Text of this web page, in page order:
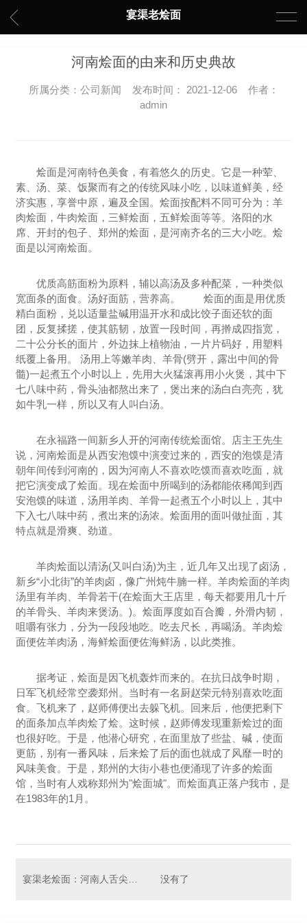
宴渠老烩面
河南烩面的由来和历史典故
所属分类：公司新闻 发布时间： 2021-12-06 作者：
admin
烩面是河南特色美食，有着悠久的历史。它是一种荤、
素、汤、菜、饭聚而有之的传统风味小吃，以味道鲜美，经
济实惠，享誉中原，遍及全国。烩面按配料不同可分为：羊
肉烩面，牛肉烩面，三鲜烩面，五鲜烩面等等。洛阳的水
席、开封的包子、郑州的烩面，是河南齐名的三大小吃。烩
面是以河南烩面。
优质高筋面粉为原料，辅以高汤及多种配菜，一种类似
宽面条的面食。汤好面筋，营养高。 烩面的面是用优质
精白面粉，兑以适量盐碱用温开水和成比饺子面还软的面
团，反复揉搓，使其筋韧，放置一段时间，再擀成四指宽，
二十公分长的面片，外边抹上植物油，一片片码好，用塑料
纸覆上备用。 汤用上等嫩羊肉、羊骨(劈开，露出中间的骨
髓)一起煮五个小时以上，先用大火猛滚再用小火煲，其中下
七八味中药，骨头油都熬出来了，煲出来的汤白白亮亮，犹
如牛乳一样，所以又有人叫白汤。
在永福路一间新乡人开的河南传统烩面馆。店主王先生
说，河南烩面是从西安泡馍中演变过来的，西安的泡馍是清
朝年间传到河南的，因为河南人不喜欢吃馍而喜欢吃面，就
把它演变成了烩面。现在烩面中所喝到的汤都能依稀闻到西
安泡馍的味道，汤用羊肉、羊骨一起煮五个小时以上，其中
下入七八味中药，煮出来的汤浓。烩面用的面叫做扯面，其
特点就是滑爽、劲道。
羊肉烩面以清汤(又叫白汤)为主，近几年又出现了卤汤，
新乡“小北街”的羊肉卤，像广州炖牛腩一样。羊肉烩面的羊肉
汤里有羊肉、羊骨若干(在烩面大王店里，每天都要用几十斤
的羊骨头、羊肉来煲汤。)。烩面厚度如百合瓣，外滑内韧，
咀嚼有张力，分为一段段地吃。吃去尺长，再喝汤。羊肉烩
面便佐羊肉汤，海鲜烩面便佐海鲜汤，以此类推。
据考证，烩面是因飞机轰炸而来的。在抗日战争时期，
日军飞机经常空袭郑州。当时有一名厨赵荣元特别喜欢吃面
食。飞机来了，赵师傅便出去躲飞机。回来后，他便把剩下
的面条加点羊肉烩了烩。这时候，赵师傅发现重新烩过的面
也很好吃。于是，他潜心研究，在面里放了些盐、碱，使面
更筋，别有一番风味，后来烩了后的面也就成了风靡一时的
风味美食。于是，郑州的大街小巷也便涌现了许多的烩面
馆，当时有人戏称郑州为"烩面城"。而烩面真正落户我市，是
在1983年的1月。
没有了